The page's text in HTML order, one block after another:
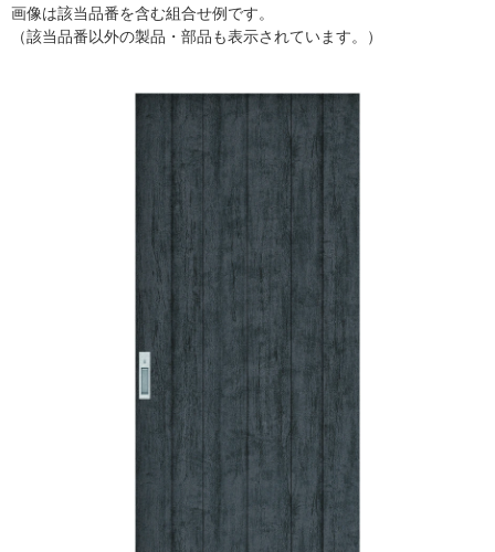
画像は該当品番を含む組合せ例です。
（該当品番以外の製品・部品も表示されています。）